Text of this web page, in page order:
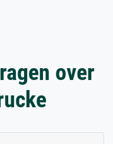
over